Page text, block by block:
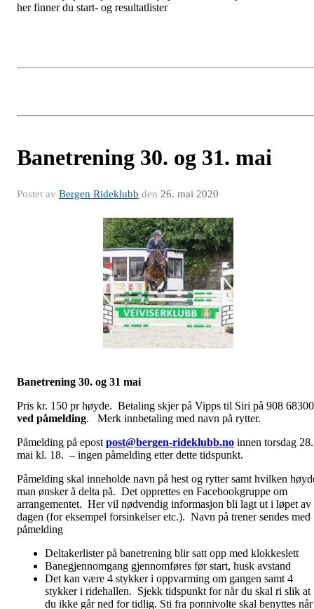
her finner du start- og resultatlister
Banetrening 30. og 31. mai
Postet av Bergen Rideklubb den 26. mai 2020
Banetrening 30. og 31 mai
Pris kr. 150 pr høyde. Betaling skjer på Vipps til Siri på 908 68300
ved påmelding. Merk innbetaling med navn på rytter.
Påmelding på epost post@bergen-rideklubb.no innen torsdag 28.
mai kl. 18. – ingen påmelding etter dette tidspunkt.
Påmelding skal inneholde navn på hest og rytter samt hvilken
man ønsker å delta på. Det opprettes en Facebookgruppe om
arrangementet. Her vil nødvendig informasjon bli lagt ut i løpet av
dagen (for eksempel forsinkelser etc.). Navn på trener sendes med
påmelding
Deltakerlister på banetrening blir satt opp med klokkeslett
Banegjennomgang gjennomføres før start, husk avstand
Det kan være 4 stykker i oppvarming om gangen samt 4
stykker i ridehallen. Sjekk tidspunkt for når du skal ri slik at
du ikke går ned for tidlig. Sti fra ponnivolte skal benyttes når